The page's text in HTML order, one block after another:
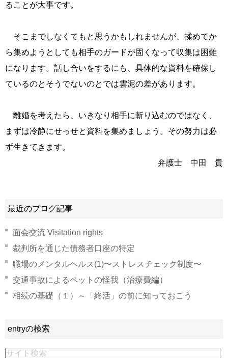
ることが大事です。
そこまでしなくてもと思うかもしれませんが、揉めてか
ら集めようとしても相手のガードが固くなって収集は困難
になります。話し合いをするにも、具体的な資料を確保し
ているのとそうでないのとでは雲泥の差があります。
離婚を考えたら、いきなり相手に斬り込むのではなく、
まずは冷静にせっせと資料を集めましょう。その努力は必
ず生きてきます。
弁護士 中田 貴
最近のブログ記事
面会交流 Visitation rights
裁判所を通じた債務者口座の特定
職場のメンタルヘルス(1)〜ストレスチェック制度〜
交通事故によるペットの怪我（治療費編）
相続の基礎（１）～「終活」の前に知っておこう
entryの検索